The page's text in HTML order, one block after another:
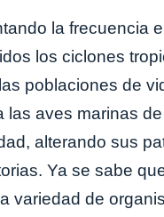
la frecuencia
los ciclones
poblaciones de
las aves marinas
alterando sus
Ya se sabe
variedad de